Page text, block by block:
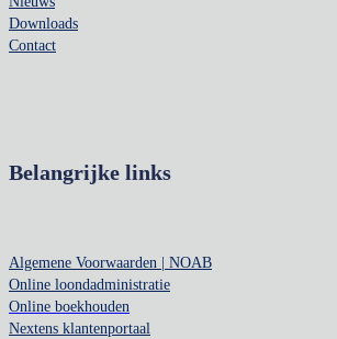
Downloads
Contact
Belangrijke links
Algemene Voorwaarden | NOAB
Online loondadministratie
Online boekhouden
Nextens klantenportaal